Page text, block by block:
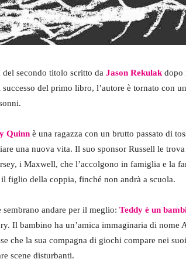
del secondo titolo scritto da Jason Rekulak dopo
del primo libro, l’autore è tornato con
Quinn è una ragazza con un brutto passato di
una nuova vita. Il suo sponsor Russell le
i Maxwell, che l’accolgono in famiglia e la
il figlio della coppia, finché non andrà a scuola.
sembrano andare per il meglio: Teddy è un
Il bambino ha un’amica immaginaria di nome
che la sua compagna di giochi compare nei
scene disturbanti.